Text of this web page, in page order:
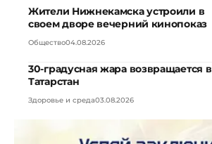
Жители Нижнекамска устроили в
своем дворе вечерний кинопоказ
Общество04.08.2026
30-градусная жара возвращается в
Татарстан
Здоровье и среда03.08.2026